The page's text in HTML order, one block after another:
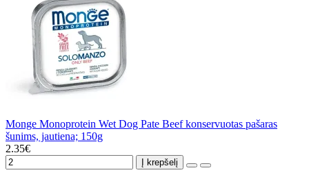
Monge Monoprotein Wet Dog Pate Beef konservuotas pašaras
šunims, jautiena; 150g
2.35€
Į krepšelį